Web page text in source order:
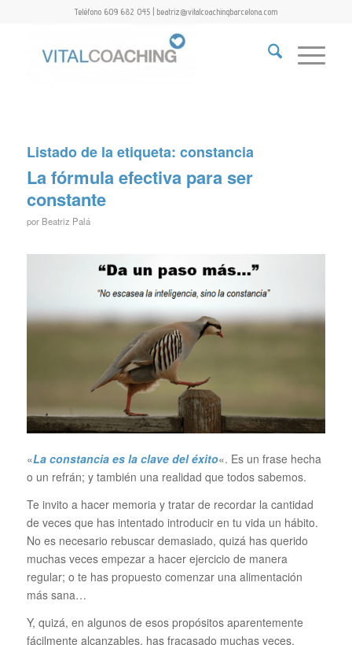
Teléfono 609 682 045 | beatriz@vitalcoachingbarcelona.com
Listado de la etiqueta: constancia
La fórmula efectiva para ser
constante
por Beatriz Palá
«La constancia es la clave del éxito«. Es un frase hecha
o un refrán; y también una realidad que todos sabemos.
Te invito a hacer memoria y tratar de recordar la cantidad
de veces que has intentado introducir en tu vida un hábito.
No es necesario rebuscar demasiado, quizá has querido
muchas veces empezar a hacer ejercicio de manera
regular; o te has propuesto comenzar una alimentación
más sana…
Y, quizá, en algunos de esos propósitos aparentemente
fácilmente alcanzables, has fracasado muchas veces.